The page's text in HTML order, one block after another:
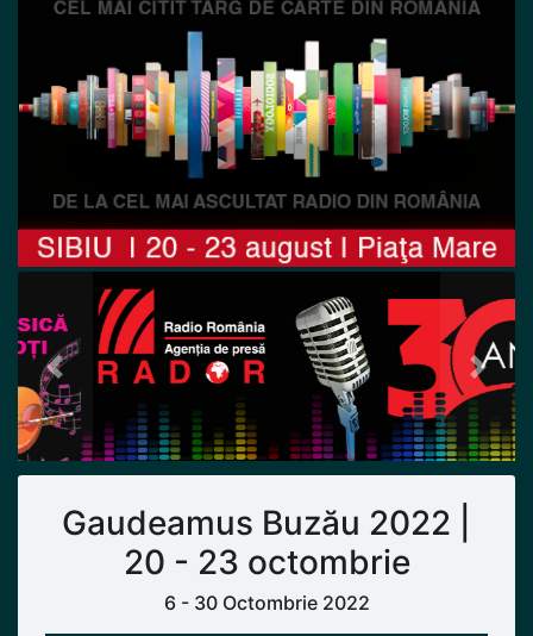
Previous Next
Gaudeamus Buzău 2022 |
20 - 23 octombrie
6 - 30 Octombrie 2022